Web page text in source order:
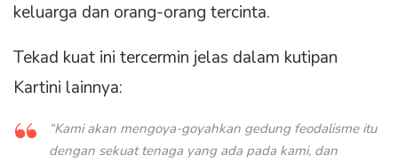
keluarga dan orang-orang tercinta.
Tekad kuat ini tercermin jelas dalam kutipan
Kartini lainnya:
“Kami akan mengoya-goyahkan gedung feodalisme itu
dengan sekuat tenaga yang ada pada kami, dan